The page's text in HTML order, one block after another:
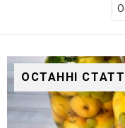
ОСТАННІ СТАТТІ